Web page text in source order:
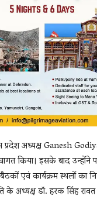
अध्यक्ष Ganesh
किया। इसके बाद उन्होंने
एवं कार्यक्रम स्थलों का
के अध्यक्ष डॉ. हरक सिंह